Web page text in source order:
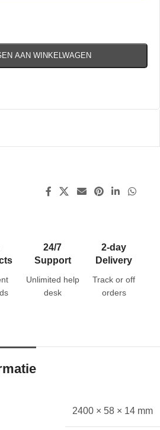
AAN WINKELWAGEN
24/7
Support
Unlimited help
desk
2-day
Delivery
Track or off
orders
2400 × 58 × 14 mm